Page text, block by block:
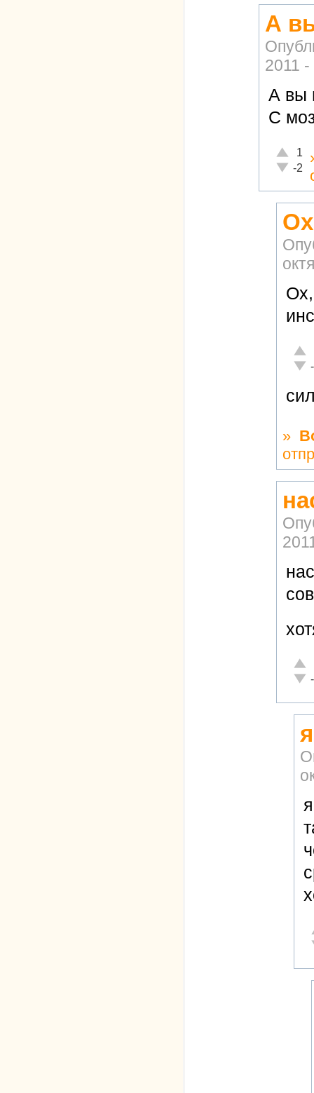
А
2011
А вы
С
1
-2
»